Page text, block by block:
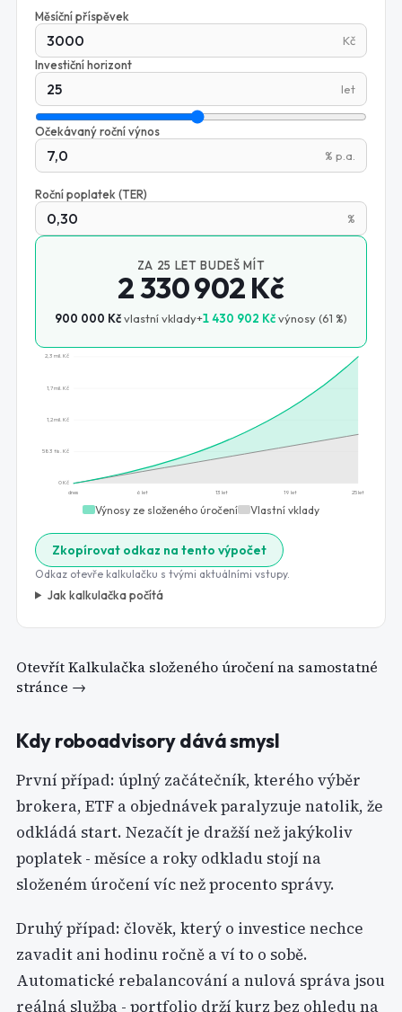
Měsíční příspěvek
Kč
Investiční horizont
let
Očekávaný roční výnos
% p.a.
Roční poplatek (TER)
%
ZA 25 LET BUDEŠ MÍT
2 330 902 Kč
900 000 Kčvlastní vklady+1 430 902 Kčvýnosy (61 %)
0 Kč
583 tis. Kč
1,2 mil. Kč
1,7 mil. Kč
2,3 mil. Kč
dnes 6 let 13 let 19 let 25 let
Výnosy ze složeného úročení Vlastní vklady
Zkopírovat odkaz na tento výpočet
Odkaz otevře kalkulačku s tvými aktuálními vstupy.
Jak kalkulačka počítá
OtevřítKalkulačka složeného úročenína samostatné
stránce →
Kdy roboadvisory dává smysl
První případ: úplný začátečník, kterého výběr
brokera, ETF a objednávek paralyzuje natolik, že
odkládá start. Nezačít je dražší než jakýkoliv
poplatek - měsíce a roky odkladu stojí na
složeném úročení víc než procento správy.
Druhý případ: člověk, který o investice nechce
zavadit ani hodinu ročně a ví to o sobě.
Automatické rebalancování a nulová správa jsou
reálná služba - portfolio drží kurz bez ohledu na